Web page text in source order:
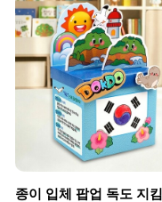
종이 입체 팝업 독도 지킴